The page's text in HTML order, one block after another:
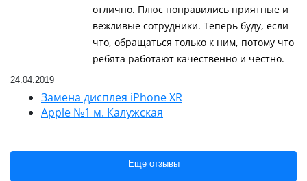
отлично. Плюс понравились приятные и
вежливые сотрудники. Теперь буду, если
что, обращаться только к ним, потому что
ребята работают качественно и честно.
24.04.2019
Замена дисплея iPhone XR
Apple №1 м. Калужская
Еще отзывы